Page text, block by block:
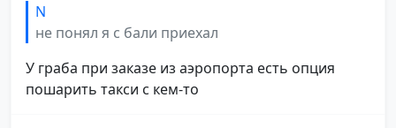
N
не понял я с бали приехал
У граба при заказе из аэропорта есть опция
пошарить такси с кем-то